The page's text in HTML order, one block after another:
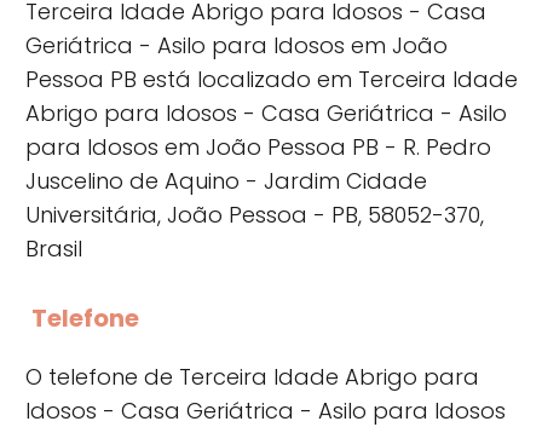
Terceira Idade Abrigo para Idosos - Casa
Geriátrica - Asilo para Idosos em João
Pessoa PB está localizado em Terceira Idade
Abrigo para Idosos - Casa Geriátrica - Asilo
para Idosos em João Pessoa PB - R. Pedro
Juscelino de Aquino - Jardim Cidade
Universitária, João Pessoa - PB, 58052-370,
Brasil
Telefone
O telefone de Terceira Idade Abrigo para
Idosos - Casa Geriátrica - Asilo para Idosos